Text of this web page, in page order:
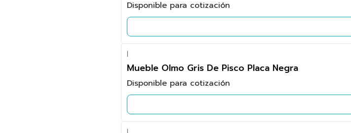
Disponible para cotización
|
Mueble Olmo Gris De Pisco Placa Negra
Disponible para cotización